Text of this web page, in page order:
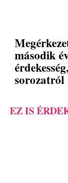
második
sorozatról
EZ IS